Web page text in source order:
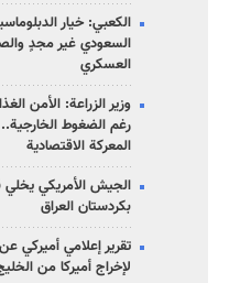
الكعبي: خيار
السعودي غير مجدٍ
العسكري
وزير الزراعة: الأمن
رغم الضغوط
المعركة الاقتصادية
الجيش الأمريكي يخلي
بكردستان العراق
تقرير إعلامي أميركي
لإخراج أميركا من